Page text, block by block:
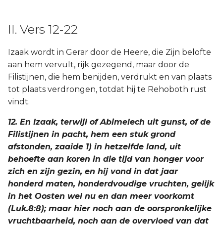
II. Vers 12-22
Izaak wordt in Gerar door de Heere, die Zijn belofte
aan hem vervult, rijk gezegend, maar door de
Filistijnen, die hem benijden, verdrukt en van plaats
tot plaats verdrongen, totdat hij te Rehoboth rust
vindt.
12. En Izaak, terwijl of Abimelech uit gunst, of de
Filistijnen in pacht, hem een stuk grond
afstonden, zaaide 1) in hetzelfde land, uit
behoefte aan koren in die tijd van honger voor
zich en zijn gezin, en hij vond in dat jaar
honderd maten, honderdvoudige vruchten, gelijk
in het Oosten wel nu en dan meer voorkomt
(Luk.8:8); maar hier noch aan de oorspronkelijke
vruchtbaarheid, noch aan de overvloed van dat